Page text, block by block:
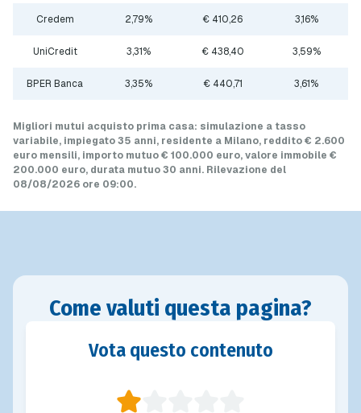
Credem 2,79% € 410,26 3,16%
UniCredit 3,31% € 438,40 3,59%
BPER Banca 3,35% € 440,71 3,61%
Migliori mutui acquisto prima casa: simulazione a tasso
variabile, impiegato 35 anni, residente a Milano, reddito € 2.600
euro mensili, importo mutuo€ 100.000 euro, valore immobile €
200.000 euro, durata mutuo30 anni. Rilevazione del
08/08/2026 ore 09:00.
Come valuti questa pagina?
Vota questo contenuto